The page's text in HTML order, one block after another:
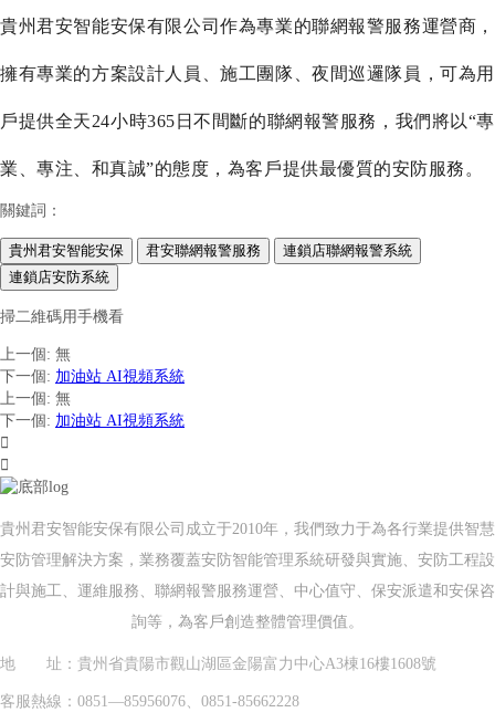
貴州君安智能安保有限公司作為專業的聯網報警服務運營商，
擁有專業的方案設計人員、施工團隊、夜間巡邏隊員，可為用
戶提供全天24小時365日不間斷的聯網報警服務，我們將以“專
業、專注、和真誠”的態度，為客戶提供最優質的安防服務。
關鍵詞：
貴州君安智能安保 君安聯網報警服務
連鎖店聯網報警系統
連鎖店安防系統
掃二維碼用手機看
上一個 : 無
下一個 : 加油站 AI視頻系統
上一個 : 無
下一個 : 加油站 AI視頻系統


貴州君安智能安保有限公司成立于2010年，我們致力于為各行業提供智慧
安防管理解決方案，業務覆蓋安防智能管理系統研發與實施、安防工程設
計與施工、運維服務、聯網報警服務運營、中心值守、保安派遣和安保咨
詢等，為客戶創造整體管理價值。
地 址：貴州省貴陽市觀山湖區金陽富力中心A3棟16樓1608號
客服熱線：0851—85956076、0851-85662228